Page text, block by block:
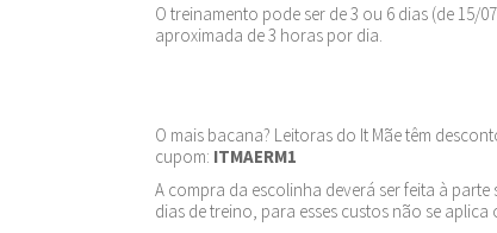
O treinamento pode ser de 3 ou 6 dias (de 15/
aproximada de 3 horas por dia.
O mais bacana? Leitoras do It Mãe têm
cupom: ITMAERM1
A compra da escolinha deverá ser feita à parte
dias de treino, para esses custos não se aplica